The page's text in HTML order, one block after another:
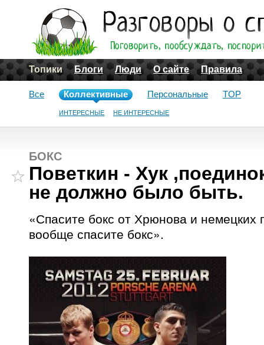
Топики Блоги Люди О сайте Правила
Все Коллективные
ИНТЕРЕСНЫЕ НЕ ИНТЕРЕСНЫЕ
Персональные TOP
БОКС
Поветкин - Хук
не должно было быть.
«Спасите бокс от Хрюнова и немецких
вообще спасите бокс».